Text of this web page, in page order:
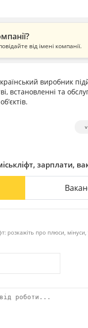
від імені компанії.
виробник
встановленні та
груп населення —
промислових
˅
зарплати,
розкажіть про плюси,